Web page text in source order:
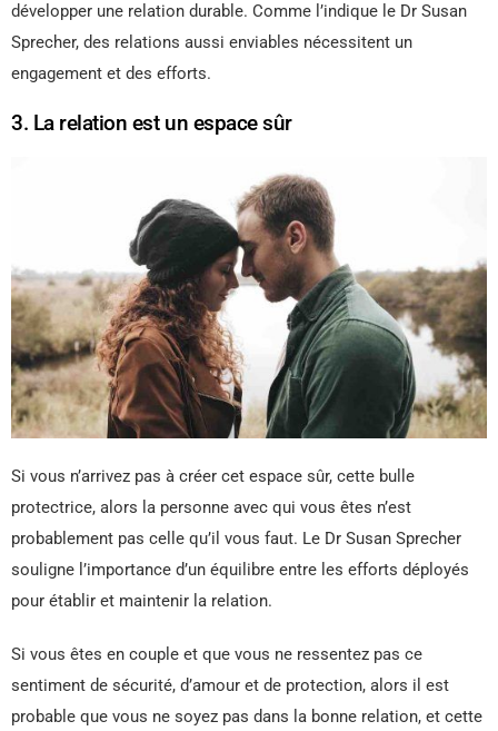
développer une relation durable. Comme l’indique le Dr Susan
Sprecher, des relations aussi enviables nécessitent un
engagement et des efforts.
3. La relation est un espace sûr
Si vous n’arrivez pas à créer cet espace sûr, cette bulle
protectrice, alors la personne avec qui vous êtes n’est
probablement pas celle qu’il vous faut. Le Dr Susan Sprecher
souligne l’importance d’un équilibre entre les efforts déployés
pour établir et maintenir la relation.
Si vous êtes en couple et que vous ne ressentez pas ce
sentiment de sécurité, d’amour et de protection, alors il est
probable que vous ne soyez pas dans la bonne relation, et cette